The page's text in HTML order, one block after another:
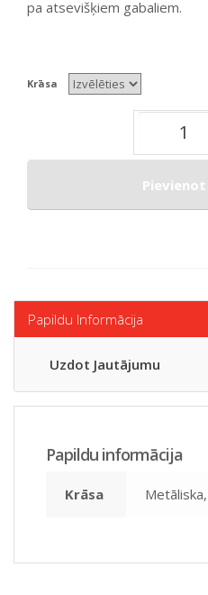
pa atsevišķiem gabaliem.
Krāsa
Papildu Informācija
Uzdot Jautājumu
Papildu informācija
Krāsa